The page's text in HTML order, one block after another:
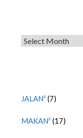
TITIPAN LALU
JALAN² (7)
MAKAN² (17)